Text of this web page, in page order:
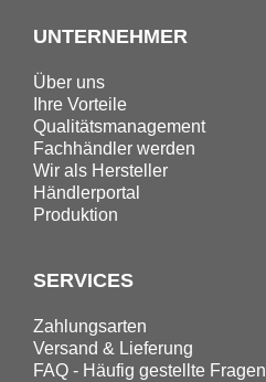
UNTERNEHMER
Über uns
Ihre Vorteile
Qualitätsmanagement
Fachhändler werden
Wir als Hersteller
Händlerportal
Produktion
SERVICES
Zahlungsarten
Versand & Lieferung
FAQ - Häufig gestellte Fragen